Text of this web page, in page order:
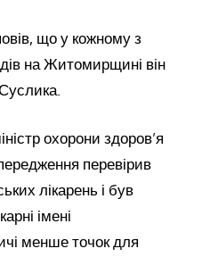
що у кожному з
на Житомирщині він
охорони здоров’я
перевірив
лікарень і був
імені
менше точок для